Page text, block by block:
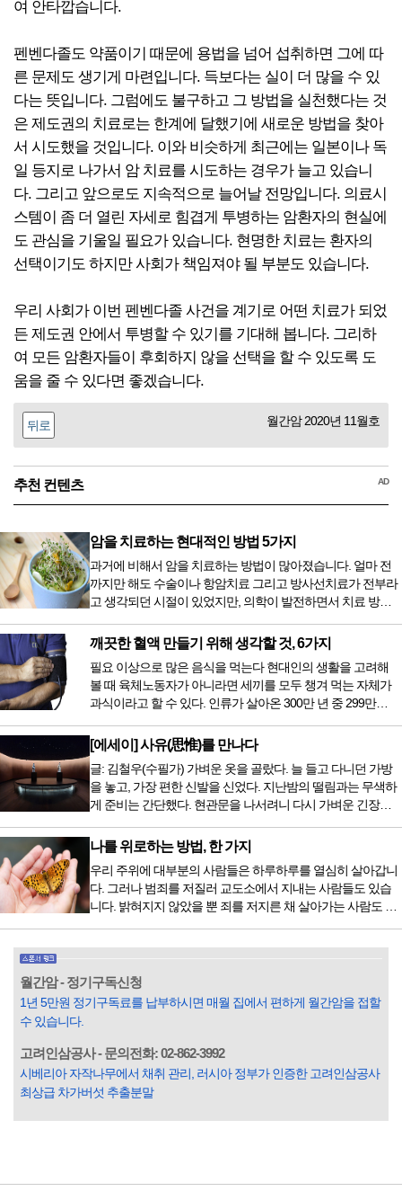
여 안타깝습니다.
펜벤다졸도 약품이기 때문에 용법을 넘어 섭취하면 그에 따
른 문제도 생기게 마련입니다. 득보다는 실이 더 많을 수 있
다는 뜻입니다. 그럼에도 불구하고 그 방법을 실천했다는 것
은 제도권의 치료로는 한계에 달했기에 새로운 방법을 찾아
서 시도했을 것입니다. 이와 비슷하게 최근에는 일본이나 독
일 등지로 나가서 암 치료를 시도하는 경우가 늘고 있습니
다. 그리고 앞으로도 지속적으로 늘어날 전망입니다. 의료시
스템이 좀 더 열린 자세로 힘겹게 투병하는 암환자의 현실에
도 관심을 기울일 필요가 있습니다. 현명한 치료는 환자의
선택이기도 하지만 사회가 책임져야 될 부분도 있습니다.
우리 사회가 이번 펜벤다졸 사건을 계기로 어떤 치료가 되었
든 제도권 안에서 투병할 수 있기를 기대해 봅니다. 그리하
여 모든 암환자들이 후회하지 않을 선택을 할 수 있도록 도
움을 줄 수 있다면 좋겠습니다.
뒤로 월간암 2020년 11월호
추천 컨텐츠 AD
암을 치료하는 현대적인 방법 5가지
과거에 비해서 암을 치료하는 방법이 많아졌습니다. 얼마 전
까지만 해도 수술이나 항암치료 그리고 방사선치료가 전부라
고 생각되던 시절이 있었지만, 의학이 발전하면서 치료 방법
오면서 암을 치료하는 방법이 하나 더 추가되었습니다. 중입
자 치료를 받기 위해서는 일본이나 독일 등 중입자 치료기가
있는 나라에 가서 힘들게 치료받았지만 얼마 전 국내 도입 후
전립선암 환자를 시작으로 중입자 치료기가 가동되었습니다.
치료 범위가 한정되어 모든 암 환자가 중입자 치료를 받을 수
는 없지만 치료...
깨끗한 혈액 만들기 위해 생각할 것, 6가지
필요 이상으로 많은 음식을 먹는다 현대인의 생활을 고려해
볼 때 육체노동자가 아니라면 세끼를 모두 챙겨 먹는 자체가
과식이라고 할 수 있다. 인류가 살아온 300만 년 중 299만
저녁을 습관적으로 음식을 섭취한다. 게다가 밤늦은 시간까지
음식을 먹거나, 아침에 식욕이 없는데도 ‘아침을 먹어야 하루
가 활기차다’라는 이야기에 사로잡혀 억지로 먹는 경우가 많
다. 식욕이 없다는 느낌은 본능이 보내는 신호다. 즉 먹어도 소
화할 힘이 없다거나 더 이상 먹으면 혈액 안에 잉여물...
[에세이] 사유(思惟)를 만나다
글: 김철우(수필가) 가벼운 옷을 골랐다. 늘 들고 다니던 가방
을 놓고, 가장 편한 신발을 신었다. 지난밤의 떨림과는 무색하
게 준비는 간단했다. 현관문을 나서려니 다시 가벼운 긴장감
막이 열리기 전. 그 특유의 무대 냄새를 맡았을 때의 긴장감 같
은 것이었다. 두 금동 미륵 반가사유상을 만나러 가는 길은 그
렇게 시작됐다. 두 반가사유상을 알게 된 것은 몇 해 전이었다.
잡지의 발행인으로 독자에게 선보일 좋은 콘텐츠를 고민하던
중 우리 문화재를 하나씩 소개하고자...
나를 위로하는 방법, 한 가지
우리 주위에 대부분의 사람들은 하루하루를 열심히 살아갑니
다. 그러나 범죄를 저질러 교도소에서 지내는 사람들도 있습
니다. 밝혀지지 않았을 뿐 죄를 저지른 채 살아가는 사람도 있
입힌다는 것입니다. 미꾸라지 한 마리가 시냇물을 흐린다는
옛말이 그저 허투루 생기지는 않은 듯합니다. 대부분의 사람
들은 열심히 살아갑니다. 그렇다고 97%의 사람들이 모두 착
월간암 - 정기구독신청
1년 5만원 정기구독료를 납부하시면 매월 집에서 편하게 월간암을 접할
수 있습니다.
고려인삼공사 - 문의전화: 02-862-3992
시베리아 자작나무에서 채취 관리, 러시아 정부가 인증한 고려인삼공사
최상급 차가버섯 추출분말